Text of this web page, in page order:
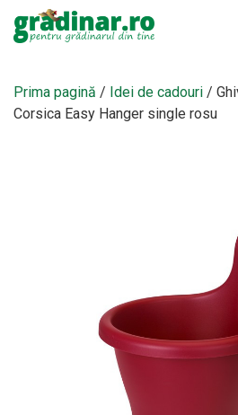
Prima pagină / Idei de cadouri /
Corsica Easy Hanger single rosu